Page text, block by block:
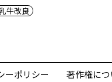
牛改良
ーポリシー 著作権に